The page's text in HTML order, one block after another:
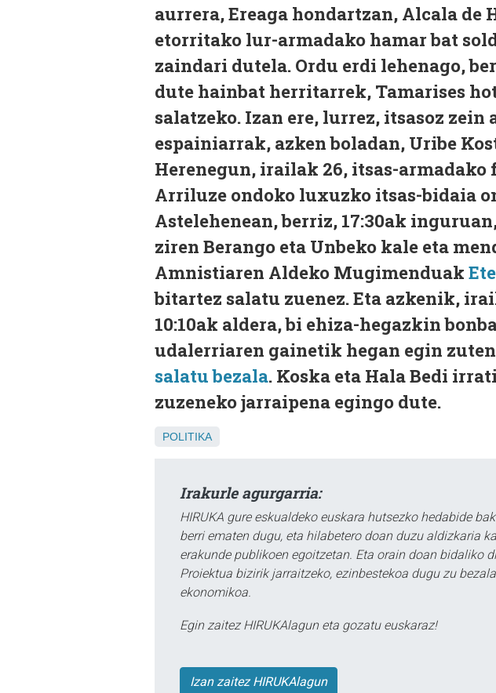
aurrera, Ereaga hondartzan, Alcala de
etorritako lur-armadako hamar bat
zaindari dutela. Ordu erdi lehenago,
dute hainbat herritarrek, Tamarises
salatzeko. Izan ere, lurrez, itsasoz
espainiarrak, azken boladan, Uribe
Herenegun, irailak 26, itsas-armadako
Arriluze ondoko luxuzko itsas-bidaia
Astelehenean, berriz, 17:30ak
ziren Berango eta Unbeko kale eta
Amnistiaren Aldeko Mugimenduak
bitartez salatu zuenez. Eta azkenik,
10:10ak aldera, bi ehiza-hegazkin
udalerriaren gainetik hegan egin
salatu bezala. Koska eta Hala Bedi
zuzeneko jarraipena egingo dute.
POLITIKA
Irakurle agurgarria:
HIRUKA gure eskualdeko euskara hutsezko hedabide
berri ematen dugu, eta hilabetero doan duzu aldizkaria
erakunde publikoen egoitzetan. Eta orain doan bidaliko
Proiektua bizirik jarraitzeko, ezinbestekoa dugu zu
ekonomikoa.
Egin zaitez HIRUKAlagun eta gozatu euskaraz!
Izan zaitez HIRUKAlagun